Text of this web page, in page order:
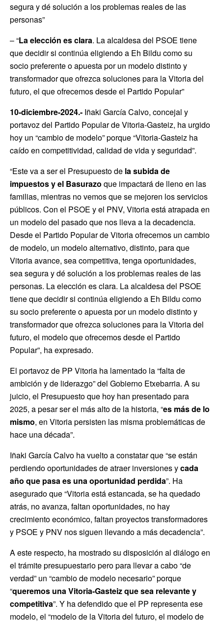
segura y dé solución a los problemas reales de las
personas”
– “La elección es clara. La alcaldesa del PSOE tiene
que decidir si continúa eligiendo a Eh Bildu como su
socio preferente o apuesta por un modelo distinto y
transformador que ofrezca soluciones para la Vitoria del
futuro, el que ofrecemos desde el Partido Popular”
10-diciembre-2024.- Iñaki García Calvo, concejal y
portavoz del Partido Popular de Vitoria-Gasteiz, ha urgido
hoy un “cambio de modelo” porque “Vitoria-Gasteiz ha
caído en competitividad, calidad de vida y seguridad”.
“Este va a ser el Presupuesto de la subida de
impuestos y el Basurazo que impactará de lleno en las
familias, mientras no vemos que se mejoren los servicios
públicos. Con el PSOE y el PNV, Vitoria está atrapada en
un modelo del pasado que nos lleva a la decadencia.
Desde el Partido Popular de Vitoria ofrecemos un cambio
de modelo, un modelo alternativo, distinto, para que
Vitoria avance, sea competitiva, tenga oportunidades,
sea segura y dé solución a los problemas reales de las
personas. La elección es clara. La alcaldesa del PSOE
tiene que decidir si continúa eligiendo a Eh Bildu como
su socio preferente o apuesta por un modelo distinto y
transformador que ofrezca soluciones para la Vitoria del
futuro, el modelo que ofrecemos desde el Partido
Popular”, ha expresado.
El portavoz de PP Vitoria ha lamentado la “falta de
ambición y de liderazgo” del Gobierno Etxebarria. A su
juicio, el Presupuesto que hoy han presentado para
2025, a pesar ser el más alto de la historia, “es más de lo
mismo, en Vitoria persisten las misma problemáticas de
hace una década”.
Iñaki García Calvo ha vuelto a constatar que “se están
perdiendo oportunidades de atraer inversiones ycada
año que pasa es una oportunidad perdida”. Ha
asegurado que “Vitoria está estancada, se ha quedado
atrás, no avanza, faltan oportunidades, no hay
crecimiento económico, faltan proyectos transformadores
y PSOE y PNV nos siguen llevando a más decadencia”.
A este respecto, ha mostrado su disposición al diálogo en
el trámite presupuestario pero para llevar a cabo “de
verdad” un “cambio de modelo necesario” porque
“queremos una Vitoria-Gasteiz que sea relevante y
competitiva”. Y ha defendido que el PP representa ese
modelo, el “modelo de la Vitoria del futuro, el modelo de